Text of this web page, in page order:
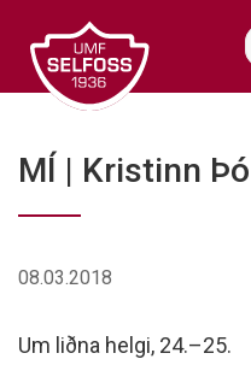
efni
MÍ | Kristinn
08.03.2018
Um liðna helgi, 24.–25.